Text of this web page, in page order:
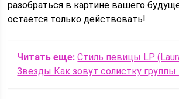
разобраться в картине вашего
остается только действовать!
Читать еще: Стиль певицы LP
Звезды Как зовут солистку группы